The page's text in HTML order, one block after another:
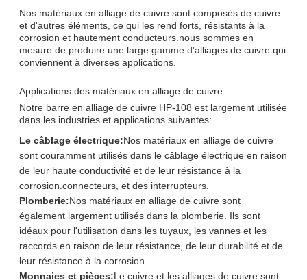
Nos matériaux en alliage de cuivre sont composés de cuivre
et d'autres éléments, ce qui les rend forts, résistants à la
corrosion et hautement conducteurs.nous sommes en
mesure de produire une large gamme d'alliages de cuivre qui
conviennent à diverses applications.
Applications des matériaux en alliage de cuivre
Notre barre en alliage de cuivre HP-108 est largement utilisée
dans les industries et applications suivantes:
Le câblage électrique:Nos matériaux en alliage de cuivre
sont couramment utilisés dans le câblage électrique en raison
de leur haute conductivité et de leur résistance à la
corrosion.connecteurs, et des interrupteurs.
Plomberie:Nos matériaux en alliage de cuivre sont
également largement utilisés dans la plomberie. Ils sont
idéaux pour l'utilisation dans les tuyaux, les vannes et les
raccords en raison de leur résistance, de leur durabilité et de
leur résistance à la corrosion.
Monnaies et pièces:Le cuivre et les alliages de cuivre sont